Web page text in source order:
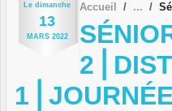
Le dimanche
13
MARS 2022
Accueil